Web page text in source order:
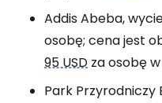
Addis Abeba,
osobę; cena jest
95 USD za osobę
Park Przyrodniczy